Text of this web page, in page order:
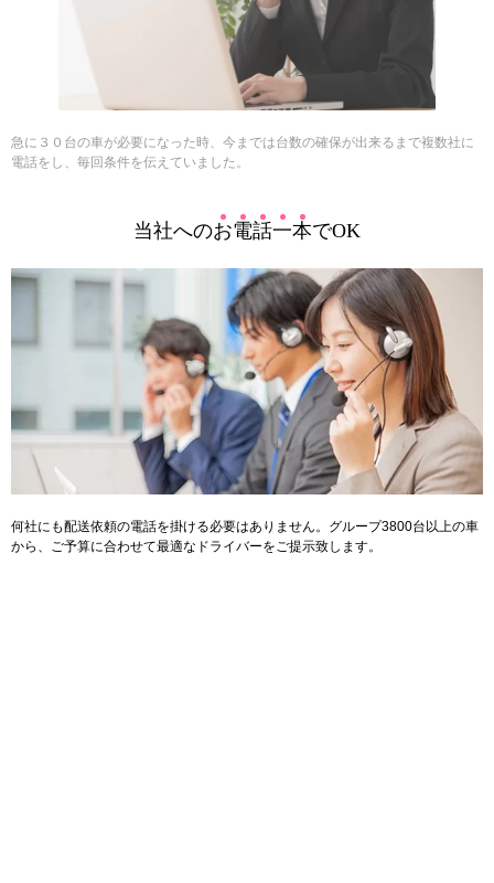
急に３０台の車が必要になった時、今までは台数の確保が出来るまで複数社に
電話をし、毎回条件を伝えていました。
当社へのお電話一本でOK
何社にも配送依頼の電話を掛ける必要はありません。グループ3800台以上の車
から、ご予算に合わせて最適なドライバーをご提示致します。